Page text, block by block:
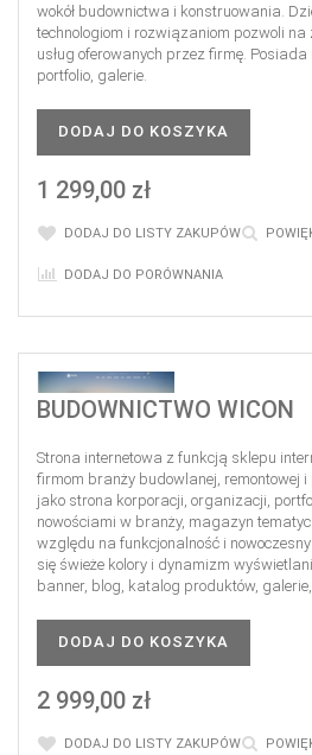
wokół budownictwa i konstruowania.
technologiom i rozwiązaniom pozwoli
usług oferowanych przez firmę. Posiada
portfolio, galerie.
DODAJ DO KOSZYKA
1 299,00 zł
DODAJ DO LISTY ZAKUPÓW
DODAJ DO PORÓWNANIA
BUDOWNICTWO WICON
Strona internetowa z funkcją sklepu
firmom branży budowlanej, remontowej
jako strona korporacji, organizacji,
nowościami w branży, magazyn
względu na funkcjonalność i
się świeże kolory i dynamizm
banner, blog, katalog produktów,
DODAJ DO KOSZYKA
2 999,00 zł
DODAJ DO LISTY ZAKUPÓW